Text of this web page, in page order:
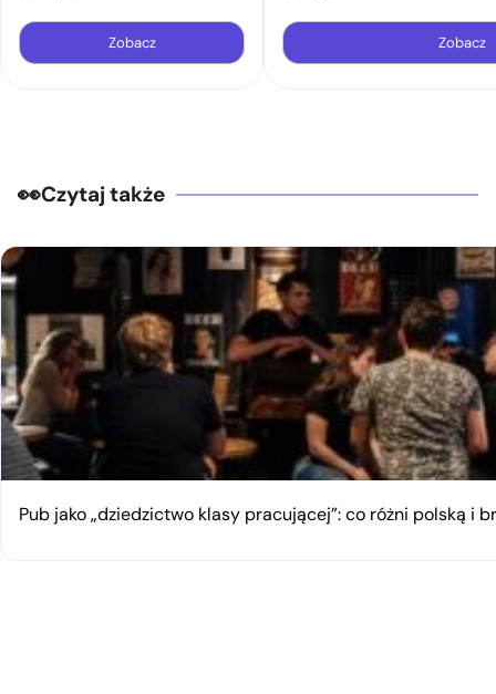
Zobacz Zobacz
Czytaj także
Pub jako „dziedzictwo klasy pracującej”: co różni polską i